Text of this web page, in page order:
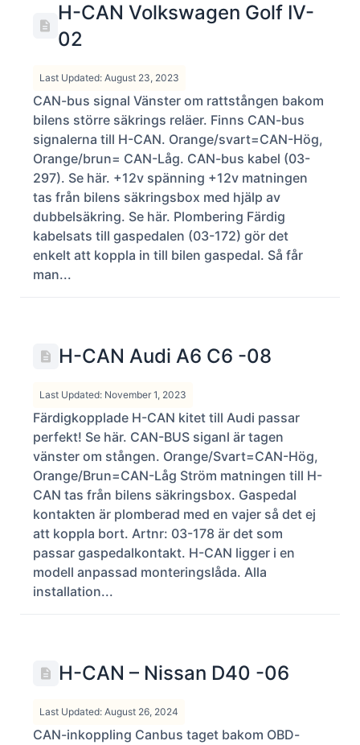
H-CAN Volkswagen Golf IV-
02
Last Updated: August 23, 2023
CAN-bus signal Vänster om rattstången bakom
bilens större säkrings reläer. Finns CAN-bus
signalerna till H-CAN. Orange/svart=CAN-Hög,
Orange/brun= CAN-Låg. CAN-bus kabel (03-
297). Se här. +12v spänning +12v matningen
tas från bilens säkringsbox med hjälp av
dubbelsäkring. Se här. Plombering Färdig
kabelsats till gaspedalen (03-172) gör det
enkelt att koppla in till bilen gaspedal. Så får
man...
H-CAN Audi A6 C6 -08
Last Updated: November 1, 2023
Färdigkopplade H-CAN kitet till Audi passar
perfekt! Se här. CAN-BUS siganl är tagen
vänster om stången. Orange/Svart=CAN-Hög,
Orange/Brun=CAN-Låg Ström matningen till H-
CAN tas från bilens säkringsbox. Gaspedal
kontakten är plomberad med en vajer så det ej
att koppla bort. Artnr: 03-178 är det som
passar gaspedalkontakt. H-CAN ligger i en
modell anpassad monteringslåda. Alla
installation...
H-CAN – Nissan D40 -06
Last Updated: August 26, 2024
CAN-inkoppling Canbus taget bakom OBD-